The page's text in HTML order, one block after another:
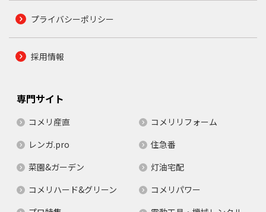
プライバシーポリシー
採用情報
専門サイト
コメリ産直
コメリリフォーム
レンガ.pro
住急番
菜園&ガーデン
灯油宅配
コメリハード&グリーン
コメリパワー